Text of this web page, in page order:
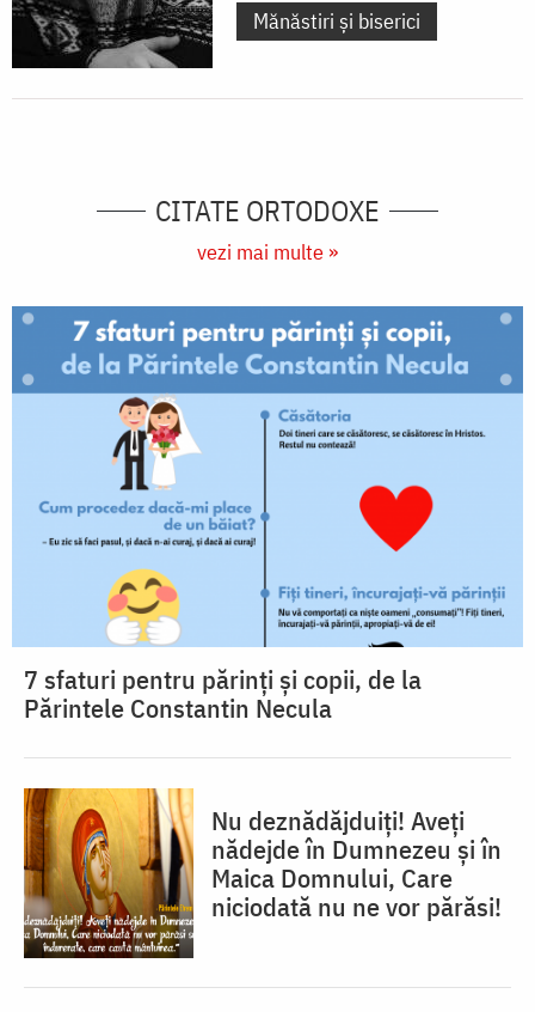
Mănăstiri și biserici
CITATE ORTODOXE
vezi mai multe »
7 sfaturi pentru părinți și copii, de la
Părintele Constantin Necula
Nu deznădăjduiţi! Aveţi
nădejde în Dumnezeu şi în
Maica Domnului, Care
niciodată nu ne vor părăsi!